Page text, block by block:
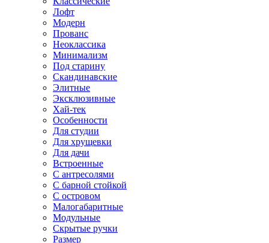
Лофт
Модерн
Прованс
Неоклассика
Минимализм
Под старину
Скандинавские
Элитные
Эксклюзивные
Хай-тек
Особенности
Для студии
Для хрущевки
Для дачи
Встроенные
С антресолями
С барной стойкой
С островом
Малогабаритные
Модульные
Скрытые ручки
Размер